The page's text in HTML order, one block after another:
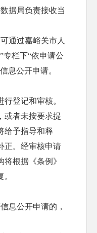
据局负责接收当
通过嘉峪关市人
专栏下“依申请公
息公开申请。
登记和审核。
或者未按要求提
给予指导和释
正。经审核申请
根据《条例》
息公开申请的，